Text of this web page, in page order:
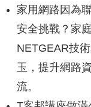
家用網路因為
安全挑戰？家
NETGEAR技
玉，提升網路
流。